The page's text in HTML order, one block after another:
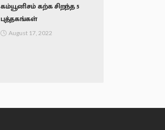
கம்யூனிசம் கற்க சிறந்த 5
புத்தகங்கள்
August 17, 2022